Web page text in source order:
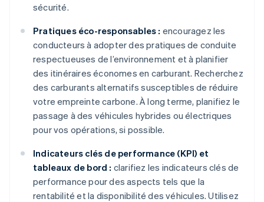
sécurité.
Pratiques éco-responsables : encouragez les
conducteurs à adopter des pratiques de conduite
respectueuses de l’environnement et à planifier
des itinéraires économes en carburant. Recherchez
des carburants alternatifs susceptibles de réduire
votre empreinte carbone. À long terme, planifiez le
passage à des véhicules hybrides ou électriques
pour vos opérations, si possible.
Indicateurs clés de performance (KPI) et
tableaux de bord : clarifiez les indicateurs clés de
performance pour des aspects tels que la
rentabilité et la disponibilité des véhicules. Utilisez